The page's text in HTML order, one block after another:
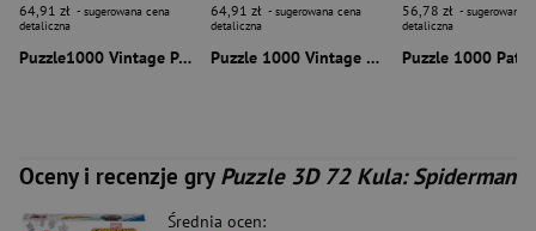
64,91 zł - sugerowana cena
detaliczna
Puzzle1000 Vintage Posters Italy 58297
64,91 zł - sugerowana cena
detaliczna
Puzzle 1000 Vintage Posters Tallinn 58659
56,78 zł - sugerowana
detaliczna
Oceny i recenzje gry Puzzle 3D 72 Kula: Spiderman
Średnia ocen: